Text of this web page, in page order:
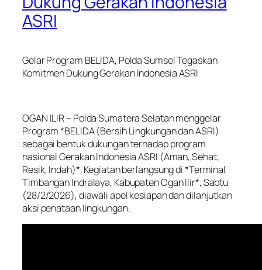
ASRI
Gelar Program BELIDA, Polda Sumsel Tegaskan
Komitmen Dukung Gerakan Indonesia ASRI
OGAN ILIR – Polda Sumatera Selatan menggelar
Program *BELIDA (Bersih Lingkungan dan ASRI)
sebagai bentuk dukungan terhadap program
nasional Gerakan Indonesia ASRI (Aman, Sehat,
Resik, Indah)*. Kegiatan berlangsung di *Terminal
Timbangan Indralaya, Kabupaten Ogan Ilir*, Sabtu
(28/2/2026), diawali apel kesiapan dan dilanjutkan
aksi penataan lingkungan.